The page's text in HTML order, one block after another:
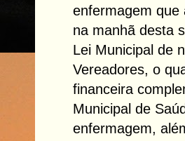
enfermagem que
na manhã desta
Lei Municipal de
Vereadores, o
financeira
Municipal de
enfermagem,